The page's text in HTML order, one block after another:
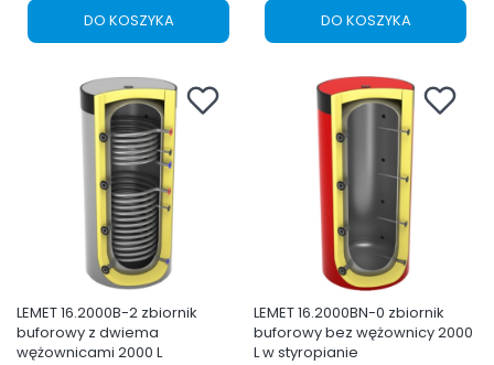
DO KOSZYKA DO KOSZYKA
LEMET 16.2000B-2 zbiornik
buforowy z dwiema
wężownicami 2000 L
LEMET 16.2000BN-0 zbiornik
buforowy bez wężownicy 2000
L w styropianie